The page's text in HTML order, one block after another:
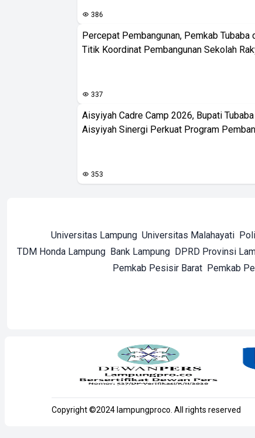
386
Percepat Pembangunan, Pemkab Tubaba
Titik Koordinat Pembangunan Sekolah
337
Aisyiyah Cadre Camp 2026, Bupati
Aisyiyah Sinergi Perkuat Program
353
Universitas Lampung Universitas Malahayati
TDM Honda Lampung Bank Lampung DPRD Provinsi
Pemkab Pesisir Barat Pemkab
Copyright ©2024 lampungproco. All rights reserved